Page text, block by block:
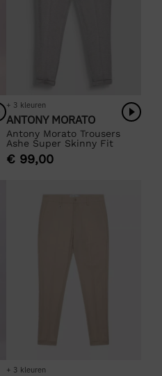
+ 3 kleuren
ANTONY MORATO
Antony Morato Trousers
Ashe Super Skinny Fit
€ 99,00
+ 3 kleuren